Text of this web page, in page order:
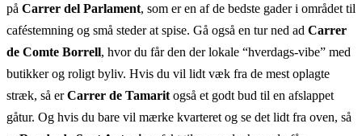
på Carrer del Parlament, som er en af de bedste gader i området til
caféstemning og små steder at spise. Gå også en tur ned ad Carrer
de Comte Borrell, hvor du får den der lokale “hverdags-vibe” med
butikker og roligt byliv. Hvis du vil lidt væk fra de mest oplagte
stræk, så erCarrer de Tamarit også et godt bud til en afslappet
gåtur. Og hvis du bare vil mærke kvarteret og se det lidt fra oven, så